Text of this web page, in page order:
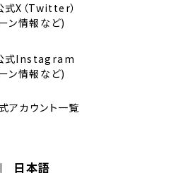
式X（Twitter）
ン情報など)
式Instagram
ン情報など)
アカウント一覧
日本語